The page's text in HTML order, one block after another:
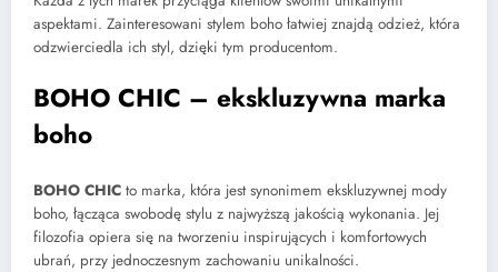
aspektami. Zainteresowani stylem boho łatwiej znajdą odzież, która
odzwierciedla ich styl, dzięki tym producentom.
BOHO CHIC – ekskluzywna marka
boho
BOHO CHIC to marka, która jest synonimem ekskluzywnej mody
boho, łącząca swobodę stylu z najwyższą jakością wykonania. Jej
filozofia opiera się na tworzeniu inspirujących i komfortowych
ubrań, przy jednoczesnym zachowaniu unikalności.